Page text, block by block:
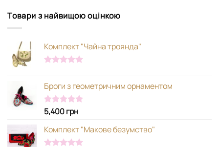
Товари з найвищою оцінкою
Комплект "Чайна троянда"
Броги з геометричним орнаментом
Оцінено в
з 5
5,400грн
Комплект "Макове безумство"